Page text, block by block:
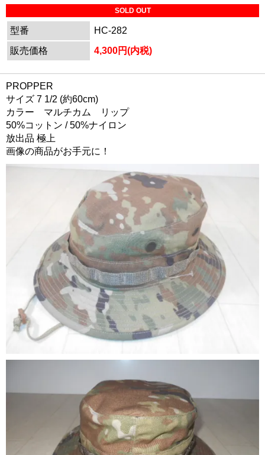
SOLD OUT
型番
HC-282
販売価格
4,300円(内税)
PROPPER
サイズ 7 1/2 (約60cm)
カラー マルチカム リップ
50%コットン / 50%ナイロン
放出品 極上
画像の商品がお手元に！